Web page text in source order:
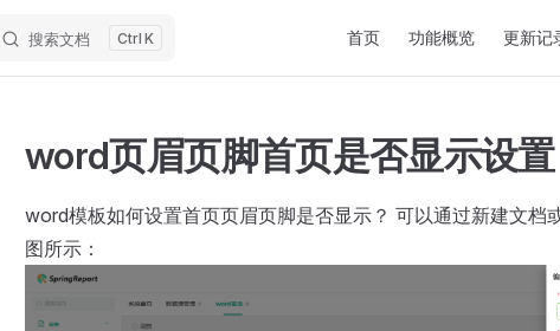
搜索文档 K 首页 功能概览 更新记
word页眉页脚首页是否显示设置
word模板如何设置首页页眉页脚是否显示？ 可以通过新建文档
图所示：